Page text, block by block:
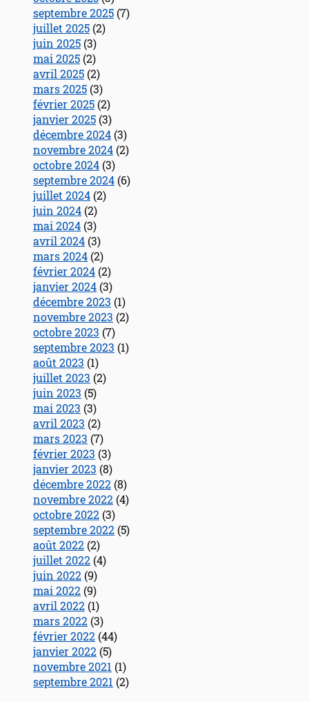
septembre 2025 (7)
juillet 2025 (2)
juin 2025 (3)
mai 2025 (2)
avril 2025 (2)
mars 2025 (3)
février 2025 (2)
janvier 2025 (3)
décembre 2024 (3)
novembre 2024 (2)
octobre 2024 (3)
septembre 2024 (6)
juillet 2024 (2)
juin 2024 (2)
mai 2024 (3)
avril 2024 (3)
mars 2024 (2)
février 2024 (2)
janvier 2024 (3)
décembre 2023 (1)
novembre 2023 (2)
octobre 2023 (7)
septembre 2023 (1)
août 2023 (1)
juillet 2023 (2)
juin 2023 (5)
mai 2023 (3)
avril 2023 (2)
mars 2023 (7)
février 2023 (3)
janvier 2023 (8)
décembre 2022 (8)
novembre 2022 (4)
octobre 2022 (3)
septembre 2022 (5)
août 2022 (2)
juillet 2022 (4)
juin 2022 (9)
mai 2022 (9)
avril 2022 (1)
mars 2022 (3)
février 2022 (44)
janvier 2022 (5)
novembre 2021 (1)
septembre 2021 (2)